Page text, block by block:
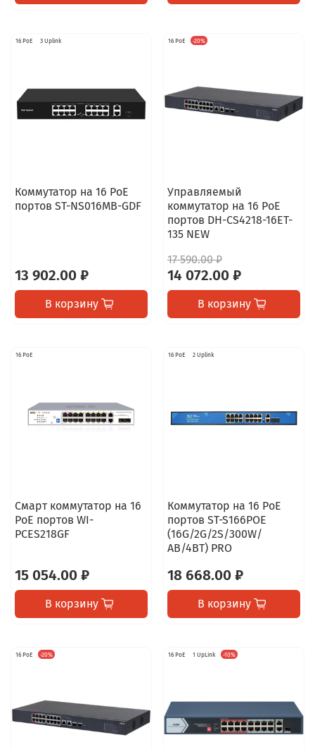
16 PoE 3 Uplink
Коммутатор на 16 PoE
портов ST-NS016MB-GDF
13 902.00 ₽
В корзину
16 PoE -20%
Управляемый
коммутатор на 16 PoE
портов DH-CS4218-16ET-
135 NEW
17 590.00 ₽
14 072.00 ₽
В корзину
16 PoE
Смарт коммутатор на 16
PoE портов WI-
PCES218GF
15 054.00 ₽
В корзину
16 PoE 2 Uplink
Коммутатор на 16 PoE
портов ST-S166POE
(16G/2G/2S/300W/
АB/4BT) PRO
18 668.00 ₽
В корзину
16 PoE -20% 16 PoE 1 UpLink -10%